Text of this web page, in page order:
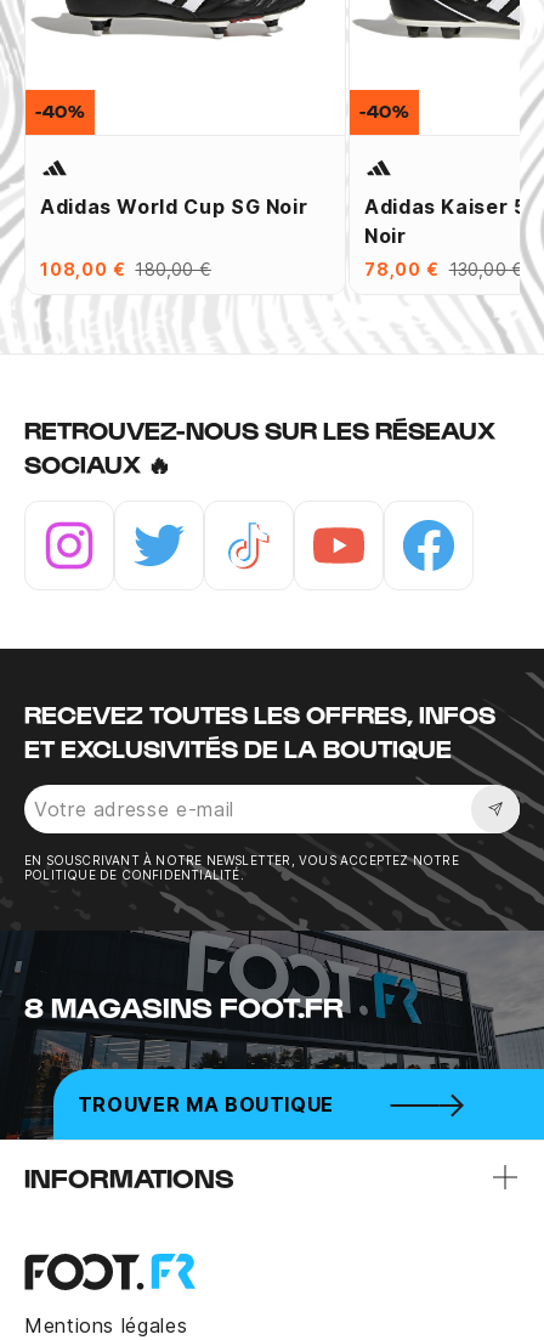
Adidas World Cup SG Noir
108,00 € 180,00 €
-40%
Adidas Kaiser 5
Noir
78,00 € 130,00 €
-40%
RETROUVEZ-NOUS SUR LES RÉSEAUX
SOCIAUX 🔥
RECEVEZ TOUTES LES OFFRES, INFOS
ET EXCLUSIVITÉS DE LA BOUTIQUE
EN SOUSCRIVANT À NOTRE NEWSLETTER, VOUS ACCEPTEZ NOTRE
POLITIQUE DE CONFIDENTIALITÉ.
8 MAGASINS FOOT.FR
TROUVER MA BOUTIQUE
INFORMATIONS
Mentions légales